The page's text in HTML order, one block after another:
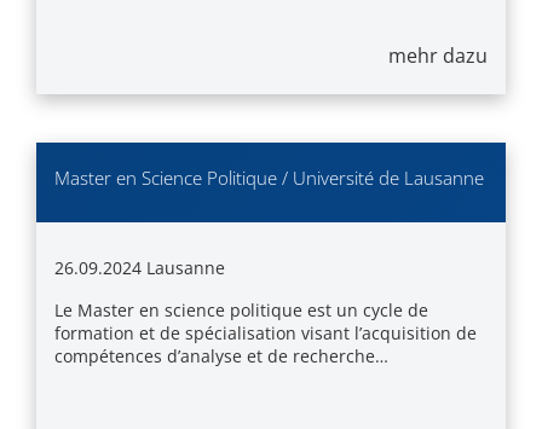
mehr dazu
Master en Science Politique / Université de Lausanne
26.09.2024 Lausanne
Le Master en science politique est un cycle de
formation et de spécialisation visant l’acquisition de
compétences d’analyse et de recherche…